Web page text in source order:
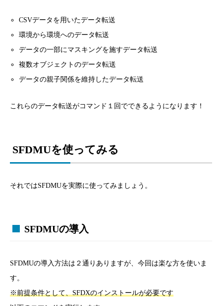
CSVデータを用いたデータ転送
環境から環境へのデータ転送
データの一部にマスキングを施すデータ転送
複数オブジェクトのデータ転送
データの親子関係を維持したデータ転送
これらのデータ転送がコマンド１回でできるようになります！
SFDMUを使ってみる
それではSFDMUを実際に使ってみましょう。
SFDMUの導入
SFDMUの導入方法は２通りありますが、今回は楽な方を使いま
す。
※前提条件として、SFDXのインストールが必要です